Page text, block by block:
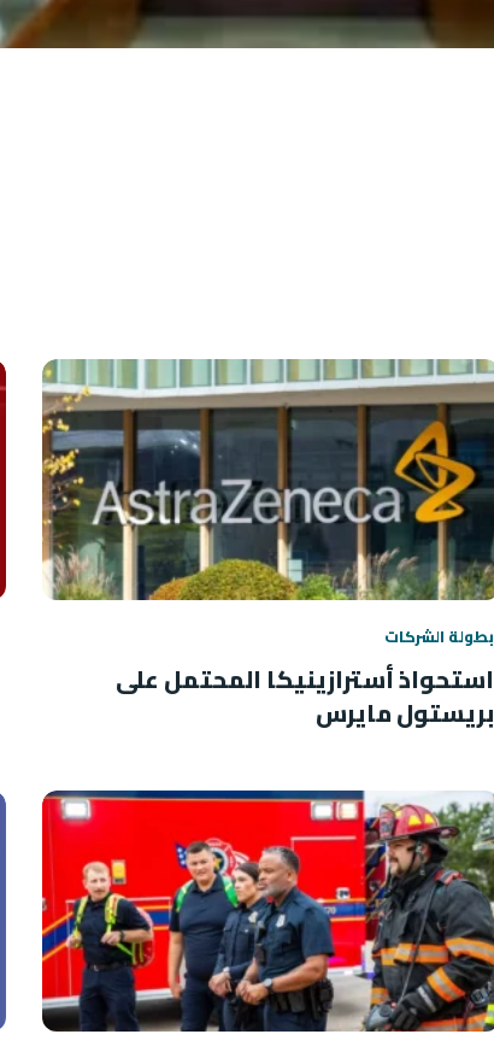
بطولة الشركات
استحواذ أسترازينيكا المحتمل على
بريستول مايرس